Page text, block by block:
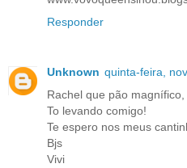
Responder
Unknown quinta-feira,
Rachel que pão
To levando comigo!
Te espero nos meus
Bjs
Vivi